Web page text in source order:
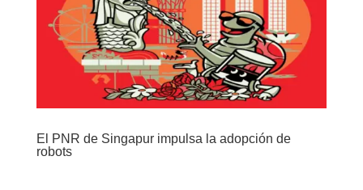
El PNR de Singapur impulsa la adopción de
robots